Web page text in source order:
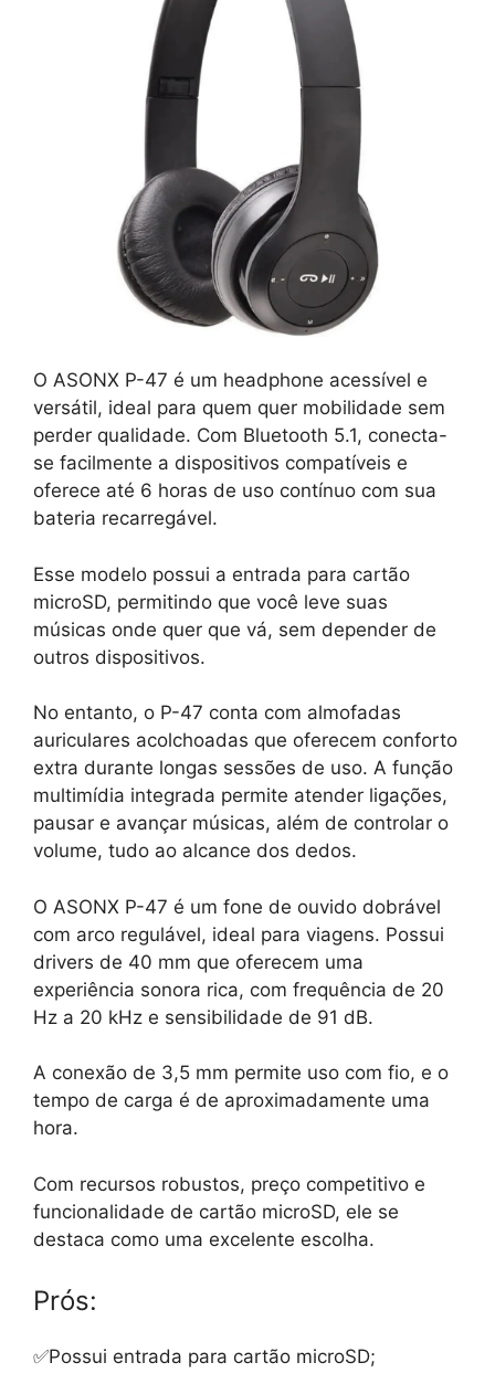
O ASONX P-47 é um headphone acessível e
versátil, ideal para quem quer mobilidade sem
perder qualidade. Com Bluetooth 5.1, conecta-
se facilmente a dispositivos compatíveis e
oferece até 6 horas de uso contínuo com sua
bateria recarregável.
Esse modelo possui a entrada para cartão
microSD, permitindo que você leve suas
músicas onde quer que vá, sem depender de
outros dispositivos.
No entanto, o P-47 conta com almofadas
auriculares acolchoadas que oferecem conforto
extra durante longas sessões de uso. A função
multimídia integrada permite atender ligações,
pausar e avançar músicas, além de controlar o
volume, tudo ao alcance dos dedos.
O ASONX P-47 é um fone de ouvido dobrável
com arco regulável, ideal para viagens. Possui
drivers de 40 mm que oferecem uma
experiência sonora rica, com frequência de 20
Hz a 20 kHz e sensibilidade de 91 dB.
A conexão de 3,5 mm permite uso com fio, e o
tempo de carga é de aproximadamente uma
hora.
Com recursos robustos, preço competitivo e
funcionalidade de cartão microSD, ele se
destaca como uma excelente escolha.
Prós:
✅Possui entrada para cartão microSD;